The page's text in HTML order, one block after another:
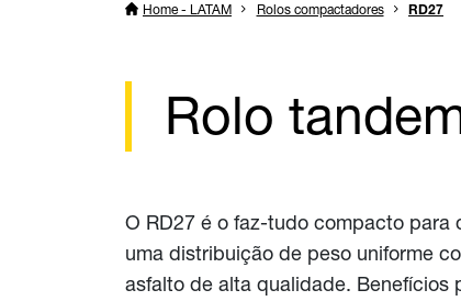
Home - LATAM Rolos compactadores RD27
Rolo
O RD27 é o faz-tudo compacto
uma distribuição de peso uniforme
asfalto de alta qualidade. Benefícios